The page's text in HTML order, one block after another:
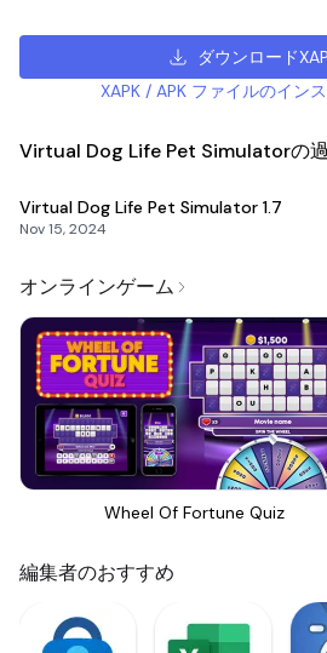
ダウンロード
XAPK / APK ファイルのイン
Virtual Dog Life Pet Simulatorの
Virtual Dog Life Pet Simulator 1.7
Nov 15, 2024
オンラインゲーム
Wheel Of Fortune Quiz
編集者のおすすめ